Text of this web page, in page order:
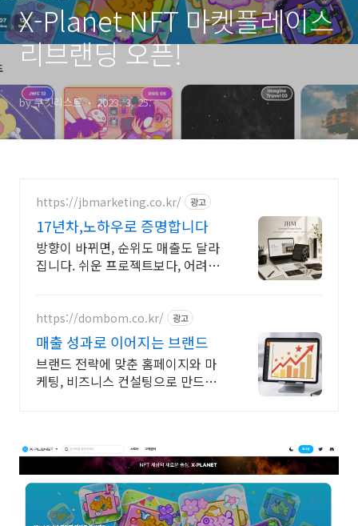
X-Planet NFT 마켓플레이스
리브랜딩 오픈!
by 쿠킷리스트 2023. 3. 25.
https://jbmarketing.co.kr/ 광고
17년차,노하우로 증명합니다
방향이 바뀌면, 순위도 매출도 달라
집니다. 쉬운 프로젝트보다, 어려운
https://dombom.co.kr/ 광고
매출 성과로 이어지는 브랜드
브랜드 전략에 맞춘 홈페이지와 마
케팅, 비즈니스 컨설팅으로 만드는